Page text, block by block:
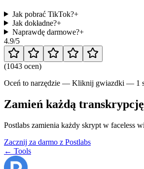
Jak pobrać TikTok?+
Jak dokładne?+
Naprawdę darmowe?+
4.9/5
(1043 ocen)
Oceń to narzędzie — Kliknij gwiazdki — 1
Zamień każdą
Postlabs zamienia każdy skrypt w
Zacznij za darmo z Postlabs
← Tools